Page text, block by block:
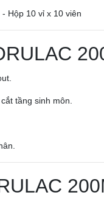
Hộp 10 vỉ x 10 viên
tầng sinh môn.